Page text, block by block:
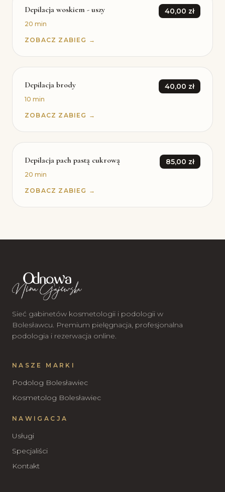
Depilacja woskiem - uszy 40,00 zł
20 min
ZOBACZ ZABIEG →
Depilacja brody 40,00 zł
10 min
ZOBACZ ZABIEG →
Depilacja pach pastą cukrową 85,00 zł
20 min
ZOBACZ ZABIEG →
Sieć gabinetów kosmetologii i podologii w
Bolesławcu. Premium pielęgnacja, profesjonalna
podologia i rezerwacja online.
NASZE MARKI
Podolog Bolesławiec
Kosmetolog Bolesławiec
NAWIGACJA
Usługi
Specjaliści
Kontakt